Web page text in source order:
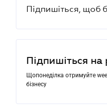
Підпишіться, щоб
Підпишіться на
Щопонеділка отримуйте
бізнесу